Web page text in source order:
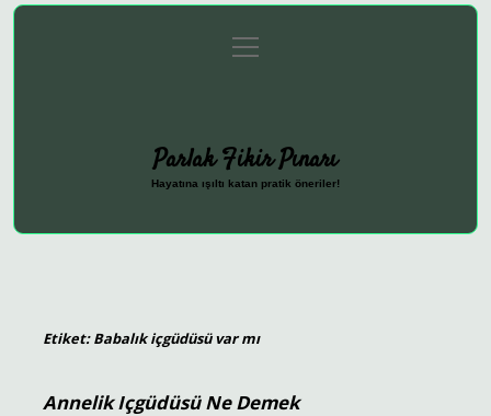
Gizlilik Politikası
menüyü
aç
Parlak Fikir Pınarı
Hayatına ışıltı katan pratik öneriler!
Etiket:Babalık içgüdüsü var mı
Annelik Içgüdüsü Ne Demek